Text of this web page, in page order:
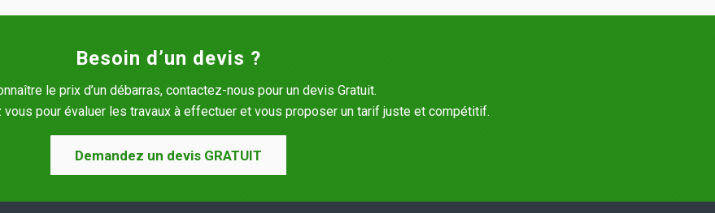
Besoin d’un devis ?
le prix d’un débarras, contactez-nous pour un devis Gratuit.
pour évaluer les travaux à effectuer et vous proposer un tarif juste et compétitif.
Demandez un devis GRATUIT